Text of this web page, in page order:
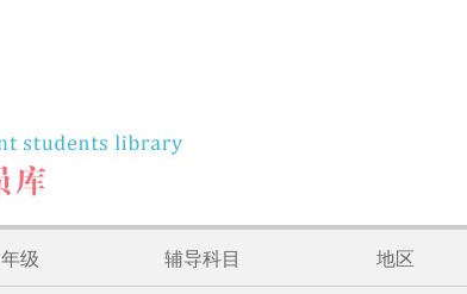
年级 辅导科目 地区